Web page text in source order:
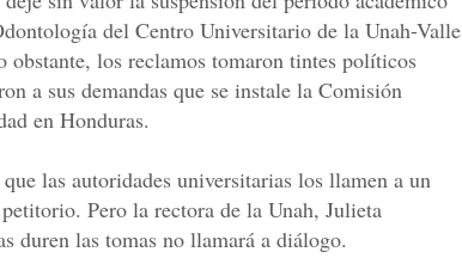
del Centro Universitario de la Unah-Valle
obstante, los reclamos tomaron tintes políticos
a sus demandas que se instale la Comisión
en Honduras.
las autoridades universitarias los llamen a un
Pero la rectora de la Unah, Julieta
duren las tomas no llamará a diálogo.